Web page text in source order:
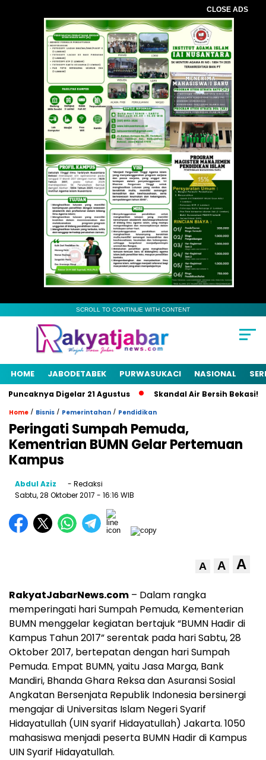
CLOSE ADS
SCROLL TO CONTINUE WITH CONTENT
HOME JABODETABEK PURWASUKACI NASIONAL
Digelar 21 Agustus Skandal Air Bersih Bekasi! 3
Home / Bisnis / Pemerintahan / Pendidikan
Peringati Sumpah Pemuda,
Kementrian BUMN Gelar Pertemuan
Kampus
Abdul Aziz
- Redaksi
Sabtu, 28 Oktober 2017 - 16:16 WIB
A A A
RakyatJabarNews.com – Dalam rangka
memperingati hari Sumpah Pemuda, Kementerian
BUMN menggelar kegiatan bertajuk “BUMN Hadir di
Kampus Tahun 2017” serentak pada hari Sabtu, 28
Oktober 2017, bertepatan dengan hari Sumpah
Pemuda. Empat BUMN, yaitu Jasa Marga, Bank
Mandiri, Bhanda Ghara Reksa dan Asuransi Sosial
Angkatan Bersenjata Republik Indonesia bersinergi
mengajar di Universitas Islam Negeri Syarif
Hidayatullah (UIN syarif Hidayatullah) Jakarta. 1050
mahasiswa menjadi peserta BUMN Hadir di Kampus
UIN Syarif Hidayatullah.